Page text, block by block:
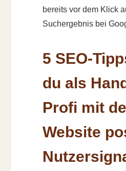
bereits vor dem Klick
Suchergebnis bei
5 SEO-
du als
Profi mit
Website